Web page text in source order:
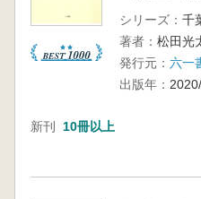
シリーズ： 千
著者： 松田
発行元： 六一
出版年：
新刊 10冊以上